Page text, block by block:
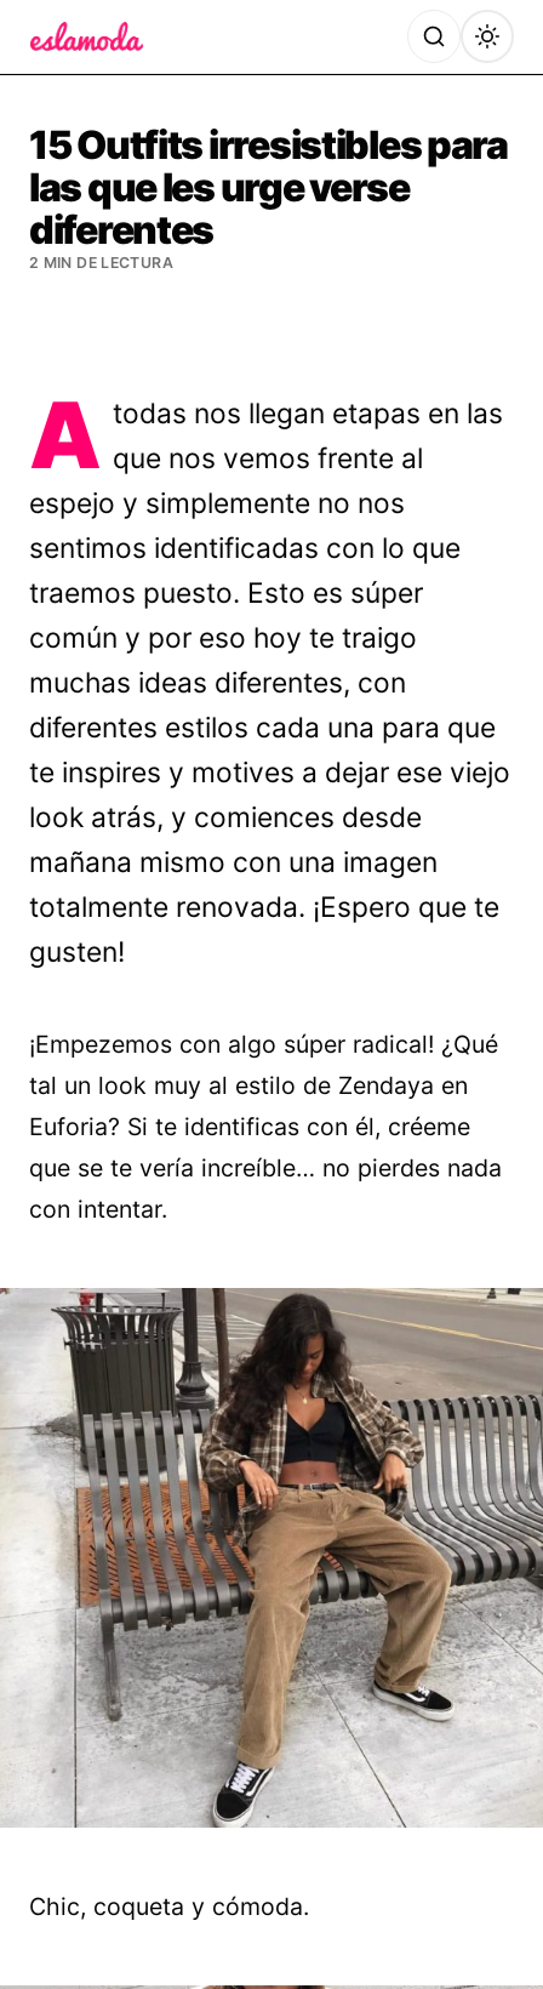
15 Outfits irresistibles para
las que les urge verse
diferentes
2 MIN DE LECTURA
A todas nos llegan etapas en las
que nos vemos frente al
espejo y simplemente no nos
sentimos identificadas con lo que
traemos puesto. Esto es súper
común y por eso hoy te traigo
muchas ideas diferentes, con
diferentes estilos cada una para que
te inspires y motives a dejar ese viejo
look atrás, y comiences desde
mañana mismo con una imagen
totalmente renovada. ¡Espero que te
gusten!
¡Empezemos con algo súper radical! ¿Qué
tal un look muy al estilo de Zendaya en
Euforia? Si te identificas con él, créeme
que se te vería increíble… no pierdes nada
con intentar.
Chic, coqueta y cómoda.